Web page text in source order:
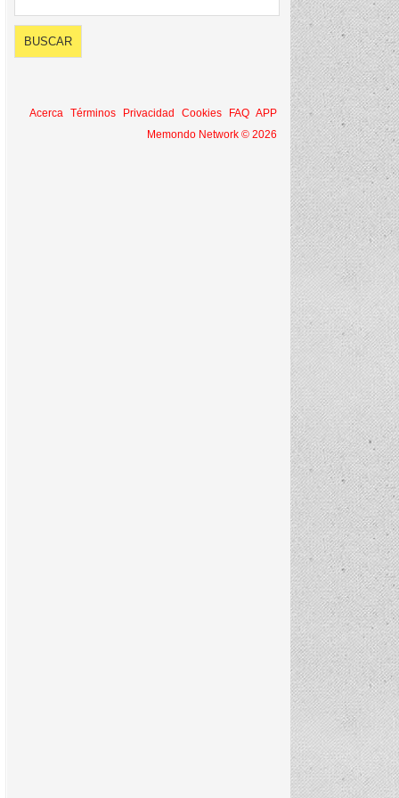
Acerca Términos Privacidad Cookies FAQ APP
Memondo Network © 2026